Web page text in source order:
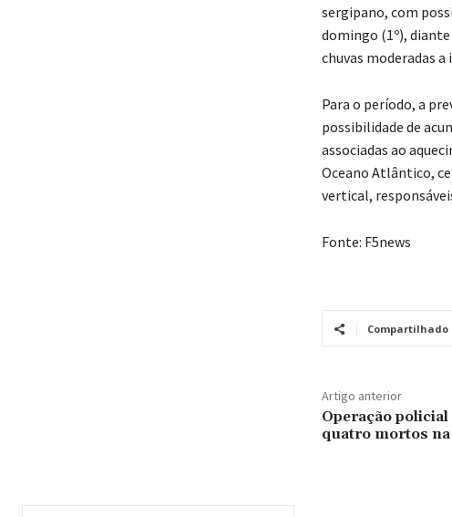
sergipano, com
domingo (1º),
chuvas moderadas a
Para o período, a
possibilidade de
associadas ao
Oceano Atlântico,
vertical,
Fonte: F5news
Compartilhado
Artigo anterior
Operação
quatro mortos na